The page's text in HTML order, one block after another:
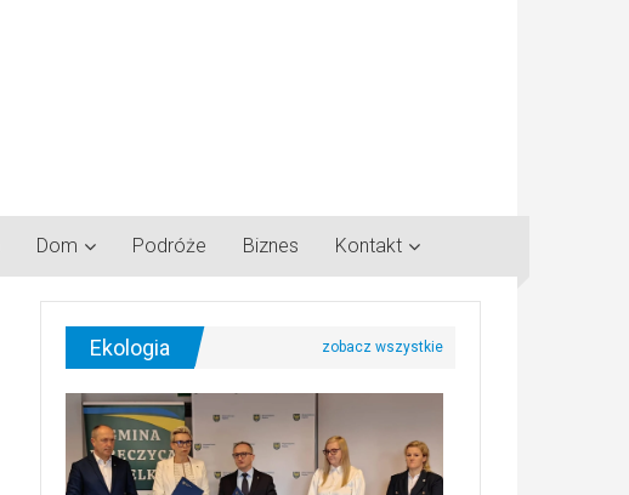
Dom Podróże Biznes Kontakt
Ekologia